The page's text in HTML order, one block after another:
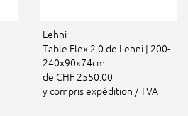
Lehni
Table Flex 2.0 de Lehni | 200-
240x90x74cm
de CHF 2550.00
y compris expédition / TVA